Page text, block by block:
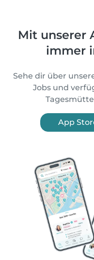
Mit unserer
immer
Sehe dir über
Jobs und
App